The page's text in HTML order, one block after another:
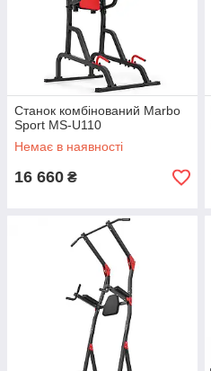
Станок комбінований Marbo
Sport MS-U110
Немає в наявності
16 660 ₴